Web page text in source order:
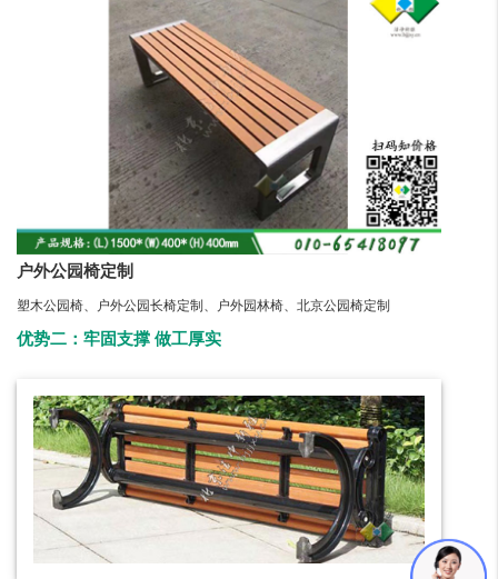
户外公园椅定制
塑木公园椅、户外公园长椅定制、户外园林椅、北京公园椅定制
优势二：牢固支撑 做工厚实